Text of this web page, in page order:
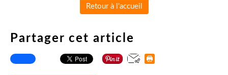
Retour à l'accueil
Partager cet article